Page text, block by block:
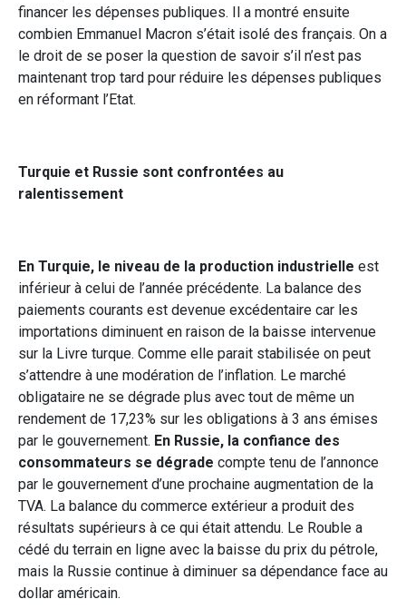
financer les dépenses publiques. Il a montré ensuite
combien Emmanuel Macron s’était isolé des français. On a
le droit de se poser la question de savoir s’il n’est pas
maintenant trop tard pour réduire les dépenses publiques
en réformant l’Etat.
Turquie et Russie sont confrontées au
ralentissement
En Turquie, le niveau de la production industrielle est
inférieur à celui de l’année précédente. La balance des
paiements courants est devenue excédentaire car les
importations diminuent en raison de la baisse intervenue
sur la Livre turque. Comme elle parait stabilisée on peut
s’attendre à une modération de l’inflation. Le marché
obligataire ne se dégrade plus avec tout de même un
rendement de 17,23% sur les obligations à 3 ans émises
par le gouvernement. En Russie, la confiance des
consommateurs se dégrade compte tenu de l’annonce
par le gouvernement d’une prochaine augmentation de la
TVA. La balance du commerce extérieur a produit des
résultats supérieurs à ce qui était attendu. Le Rouble a
cédé du terrain en ligne avec la baisse du prix du pétrole,
mais la Russie continue à diminuer sa dépendance face au
dollar américain.